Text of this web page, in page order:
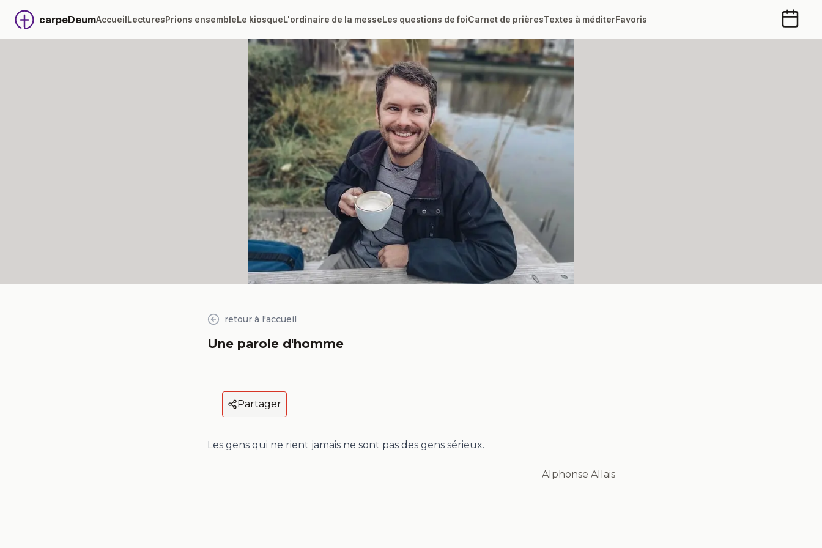
carpeDeumAccueilLecturesPrions ensembleLe kiosqueL'ordinaire de la messeLes questions de foiCarnet de prièresTextes à méditerFavoris
retour à l'accueil
Une parole d'homme
Partager
Les gens qui ne rient jamais ne sont pas des gens sérieux.
Alphonse Allais